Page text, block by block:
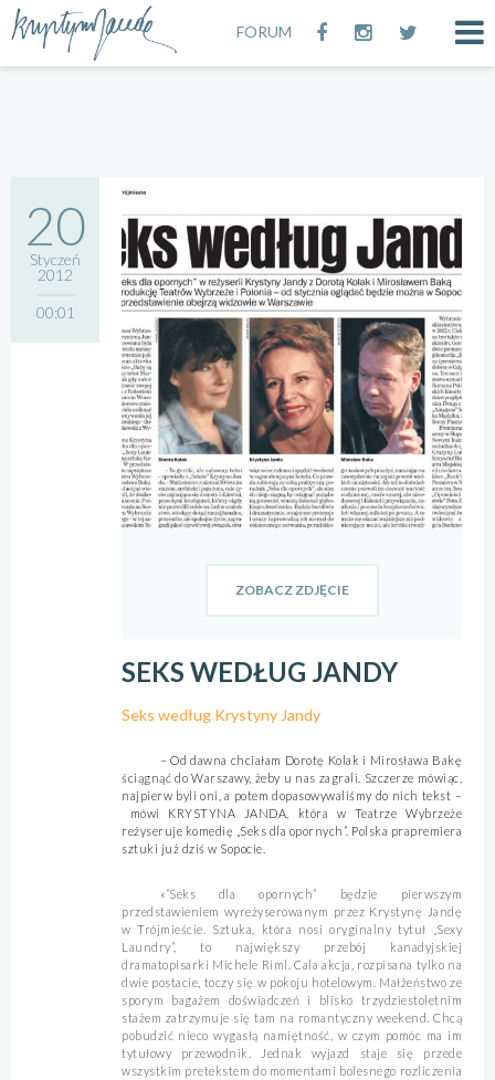
FORUM
20
Styczeń
2012
00:01
ZOBACZ ZDJĘCIE
SEKS WEDŁUG JANDY
Seks według Krystyny Jandy
– Od dawna chciałam Dorotę Kolak i Mirosława Bakę
ściągnąć do Warszawy, żeby u nas zagrali. Szczerze mówiąc,
najpierw byli oni, a potem dopasowywaliśmy do nich tekst –
mówi KRYSTYNA JANDA, która w Teatrze Wybrzeże
reżyseruje komedię „Seks dla opornych”. Polska prapremiera
sztuki już dziś w Sopocie.
«”Seks dla opornych” będzie pierwszym
przedstawieniem wyreżyserowanym przez Krystynę Jandę
w Trójmieście. Sztuka, która nosi oryginalny tytuł „Sexy
Laundry”, to największy przebój kanadyjskiej
dramatopisarki Michele Riml. Cala akcja, rozpisana tylko na
dwie postacie, toczy się w pokoju hotelowym. Małżeństwo ze
sporym bagażem doświadczeń i blisko trzydziestoletnim
stażem zatrzymuje się tam na romantyczny weekend. Chcą
pobudzić nieco wygasłą namiętność, w czym pomóc ma im
tytułowy przewodnik. Jednak wyjazd staje się przede
wszystkim pretekstem do momentami bolesnego rozliczenia